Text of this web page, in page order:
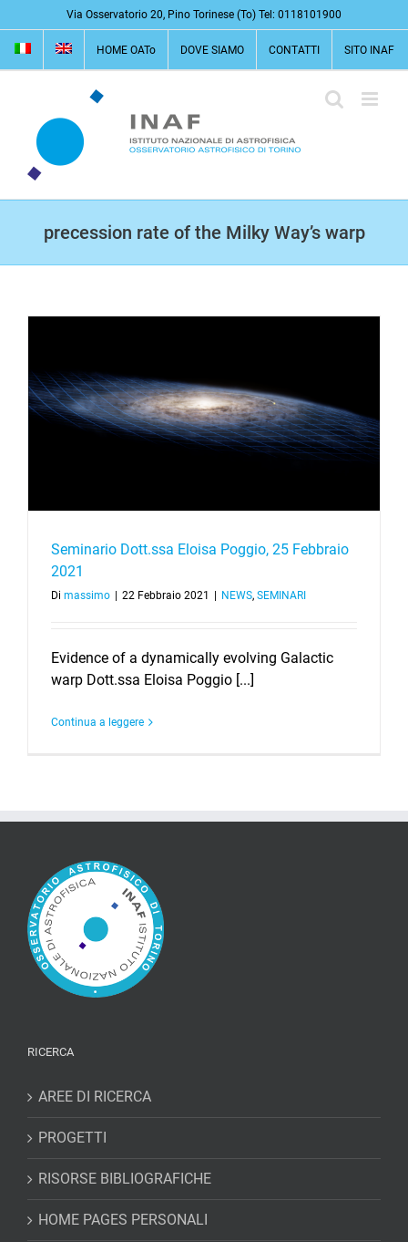
al
contenuto
Via Osservatorio 20, Pino Torinese (To) Tel: 0118101900
HOME OATo DOVE SIAMO CONTATTI SITO INAF
precession rate of the Milky Way’s warp
Seminario Dott.ssa Eloisa Poggio, 25 Febbraio
2021
Di massimo 22 Febbraio 2021 NEWS, SEMINARI
Evidence of a dynamically evolving Galactic
warp Dott.ssa Eloisa Poggio [...]
Continua a leggere
RICERCA
AREE DI RICERCA
PROGETTI
RISORSE BIBLIOGRAFICHE
HOME PAGES PERSONALI